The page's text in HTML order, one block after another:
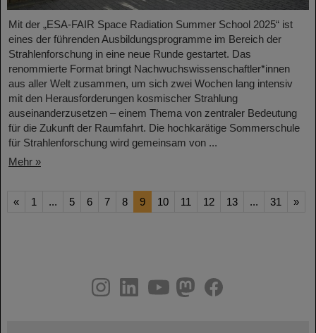
Mit der „ESA-FAIR Space Radiation Summer School 2025“ ist
eines der führenden Ausbildungsprogramme im Bereich der
Strahlenforschung in eine neue Runde gestartet. Das
renommierte Format bringt Nachwuchswissenschaftler*innen
aus aller Welt zusammen, um sich zwei Wochen lang intensiv
mit den Herausforderungen kosmischer Strahlung
auseinanderzusetzen – einem Thema von zentraler Bedeutung
für die Zukunft der Raumfahrt. Die hochkarätige Sommerschule
für Strahlenforschung wird gemeinsam von ...
Mehr »
« 1 ... 5 6 7 8 9 10 11 12 13 ... 31 »
youtube
helmholtz.social
facebook